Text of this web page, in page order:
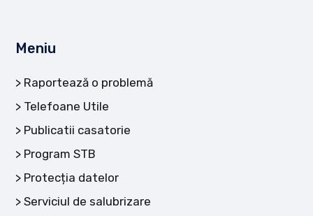
Meniu
Raportează o problemă
Telefoane Utile
Publicatii casatorie
Program STB
Protecția datelor
Serviciul de salubrizare